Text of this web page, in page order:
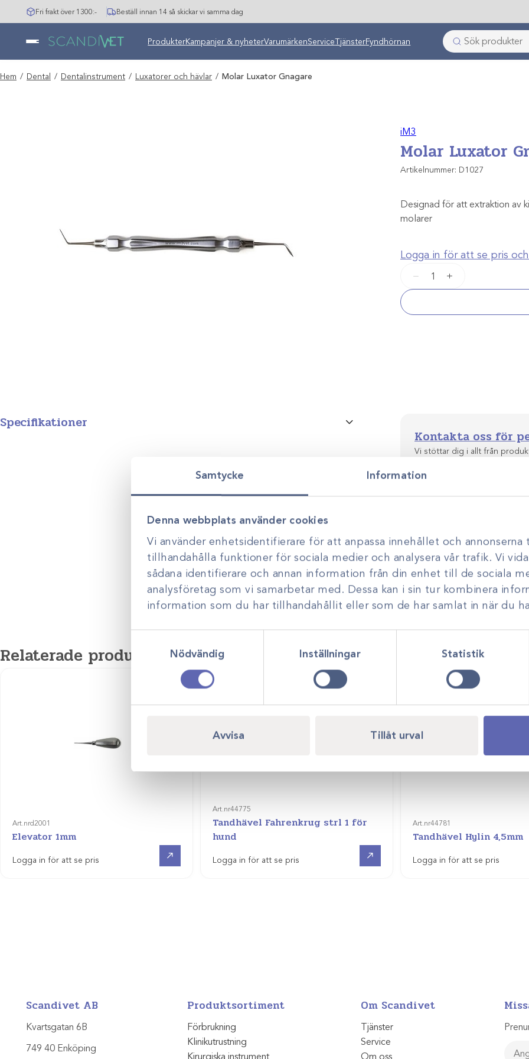
Samtycke Information
Denna webbplats använder cookies
Vi använder enhetsidentifierare för att anpassa innehållet och annonserna
tillhandahålla funktioner för sociala medier och analysera vår trafik. Vi
sådana identifierare och annan information från din enhet till de sociala
analysföretag som vi samarbetar med. Dessa kan i sin tur kombinera
information som du har tillhandahållit eller som de har samlat in när du
Nödvändig
Inställningar Statistik
Avvisa Tillåt urval
Hoppa
till
Fri frakt över 1300:- Beställ innan 14 så skickar vi samma dag
Undermeny stängd: Varumärken
ProdukterKampanjer & nyheterVarumärkenServiceTjänsterFyndhörnan
Hem / Dental / Dentalinstrument / Luxatorer och hävlar / Molar Luxator Gnagare
iM3
Molar Luxator
Artikelnummer: D1027
Designad för att extraktion av
molarer
Logga in för att se pris
Gnagare
mängd
+
Specifikationer
Kontakta oss för
Vi stöttar dig i allt från
smarta, hållbara lösningar
Relaterade produkter
Art.nrd2001
Elevator 1mm
Logga in för att se pris
Art.nr44775
Tandhävel Fahrenkrug strl 1 för
hund
Logga in för att se pris
Art.nr44781
Tandhävel Hylin 4,5mm
Logga in för att se pris
Scandivet AB
Kvartsgatan 6B
749 40 Enköping
Produktsortiment
Förbrukning
Klinikutrustning
Om Scandivet
Tjänster
Service